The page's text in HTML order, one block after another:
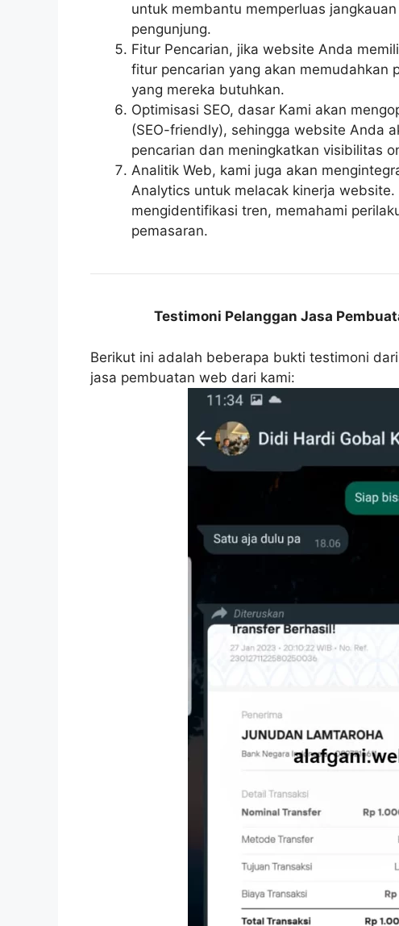
untuk membantu memperluas
pengunjung.
Fitur Pencarian, jika website Anda
fitur pencarian yang akan memudahkan
yang mereka butuhkan.
Optimisasi SEO, dasar Kami akan
(SEO-friendly), sehingga website Anda
pencarian dan meningkatkan visibilitas
Analitik Web, kami juga akan
Analytics untuk melacak kinerja
mengidentifikasi tren, memahami
pemasaran.
Testimoni Pelanggan Jasa
Berikut ini adalah beberapa bukti testimoni
jasa pembuatan web dari kami: